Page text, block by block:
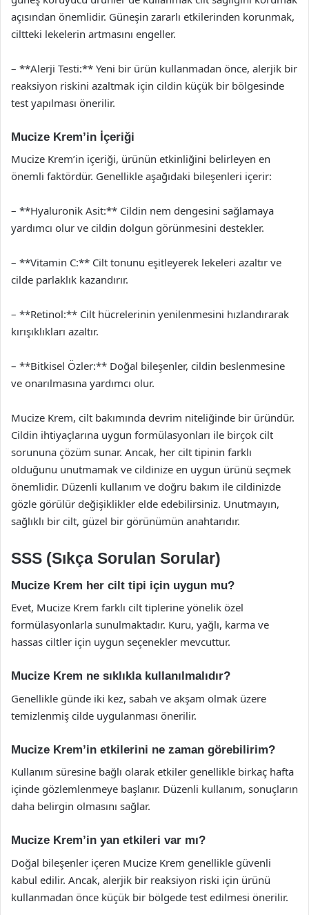
açısından önemlidir. Güneşin zararlı etkilerinden korunmak,
ciltteki lekelerin artmasını engeller.
– **Alerji Testi:** Yeni bir ürün kullanmadan önce, alerjik bir
reaksiyon riskini azaltmak için cildin küçük bir bölgesinde
test yapılması önerilir.
Mucize Krem’in İçeriği
Mucize Krem’in içeriği, ürünün etkinliğini belirleyen en
önemli faktördür. Genellikle aşağıdaki bileşenleri içerir:
– **Hyaluronik Asit:** Cildin nem dengesini sağlamaya
yardımcı olur ve cildin dolgun görünmesini destekler.
– **Vitamin C:** Cilt tonunu eşitleyerek lekeleri azaltır ve
cilde parlaklık kazandırır.
– **Retinol:** Cilt hücrelerinin yenilenmesini hızlandırarak
kırışıklıkları azaltır.
– **Bitkisel Özler:** Doğal bileşenler, cildin beslenmesine
ve onarılmasına yardımcı olur.
Mucize Krem, cilt bakımında devrim niteliğinde bir üründür.
Cildin ihtiyaçlarına uygun formülasyonları ile birçok cilt
sorununa çözüm sunar. Ancak, her cilt tipinin farklı
olduğunu unutmamak ve cildinize en uygun ürünü seçmek
önemlidir. Düzenli kullanım ve doğru bakım ile cildinizde
gözle görülür değişiklikler elde edebilirsiniz. Unutmayın,
sağlıklı bir cilt, güzel bir görünümün anahtarıdır.
SSS (Sıkça Sorulan Sorular)
Mucize Krem her cilt tipi için uygun mu?
Evet, Mucize Krem farklı cilt tiplerine yönelik özel
formülasyonlarla sunulmaktadır. Kuru, yağlı, karma ve
hassas ciltler için uygun seçenekler mevcuttur.
Mucize Krem ne sıklıkla kullanılmalıdır?
Genellikle günde iki kez, sabah ve akşam olmak üzere
temizlenmiş cilde uygulanması önerilir.
Mucize Krem’in etkilerini ne zaman görebilirim?
Kullanım süresine bağlı olarak etkiler genellikle birkaç hafta
içinde gözlemlenmeye başlanır. Düzenli kullanım, sonuçların
daha belirgin olmasını sağlar.
Mucize Krem’in yan etkileri var mı?
Doğal bileşenler içeren Mucize Krem genellikle güvenli
kabul edilir. Ancak, alerjik bir reaksiyon riski için ürünü
kullanmadan önce küçük bir bölgede test edilmesi önerilir.